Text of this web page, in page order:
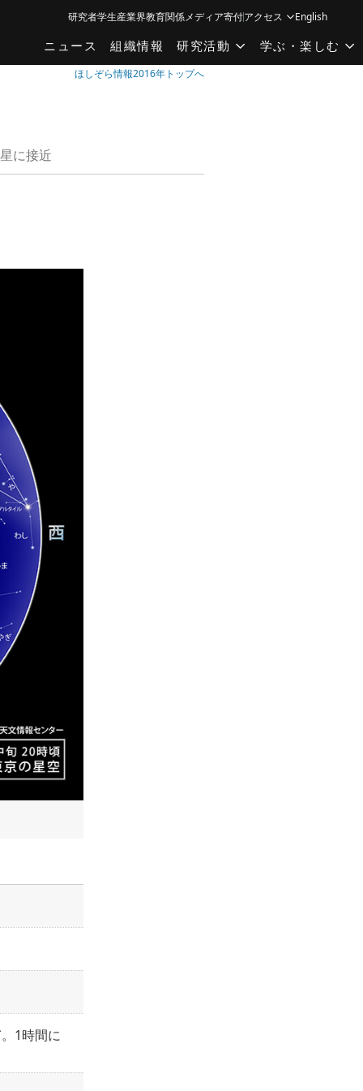
ニュース 組織情報 研究活動 学ぶ・楽しむ
研究者学生産業界教育関係メディア寄付アクセス English
ほしぞら情報2016年トップへ
に接近
1時間に